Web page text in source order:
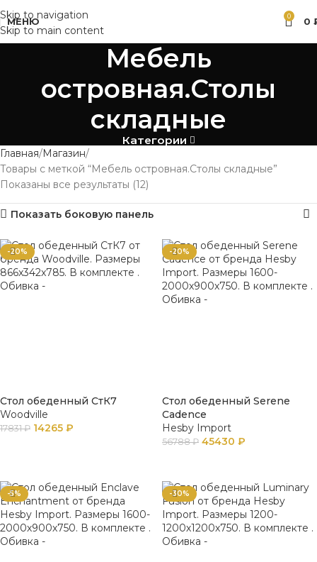
Skip to navigation
Skip to main content
МЕНЮ 0 0
Мебель
островная.Столы
складные
Категории
Главная Магазин
Товары с меткой “Мебель островная.Столы складные”
Показаны все результаты (12)
Показать боковую панель
-20%
Стол обеденный СтК7
Woodville
17831₽ 14265 ₽
-20%
Стол обеденный Serene
Cadence
Hesby Import
56788₽ 45430 ₽
-5% -30%